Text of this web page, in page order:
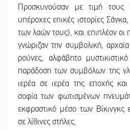
Προσκυνούσαν με τιμή τους
υπέροχες επικές ιστορίες
των λαών τους), και επιπλέον οι
γνώριζαν την συμβολική,
ρούνες, αλφάβητο
παράδοση των συμβόλων της
ιερέα σε ιερέα της εποχής
σοφία των φωτισμένων
εκφραστικό μέσο των
σε λίθινες στήλες.